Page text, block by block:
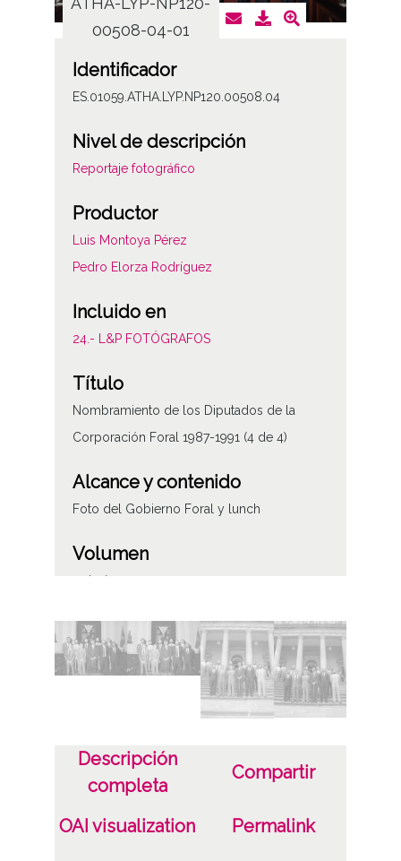
00508-04-01
Identificador
ES.01059.ATHA.LYP.NP120.00508.04
Nivel de descripción
Reportaje fotográfico
Productor
Luis Montoya Pérez
Pedro Elorza Rodríguez
Incluido en
24.- L&P FOTÓGRAFOS
Título
Nombramiento de los Diputados de la
Corporación Foral 1987-1991 (4 de 4)
Alcance y contenido
Foto del Gobierno Foral y lunch
Volumen
14 imágenes
Tipo de contenido
Fotográfico
Lugar
Vitoria-Gasteiz
Descripción
completa
Compartir
OAI visualization Permalink